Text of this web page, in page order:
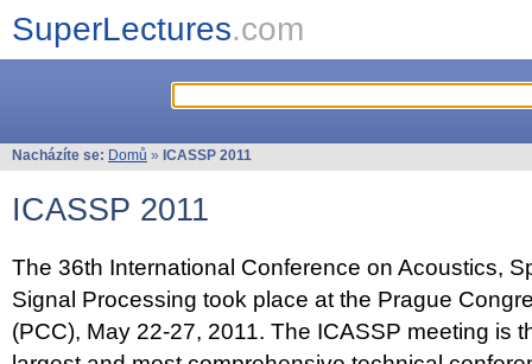
SuperLectures.com
Nacházíte se: Domů » ICASSP 2011
ICASSP 2011
The 36th International Conference on Acoustics,
Signal Processing took place at the Prague
(PCC), May 22-27, 2011. The ICASSP meeting is